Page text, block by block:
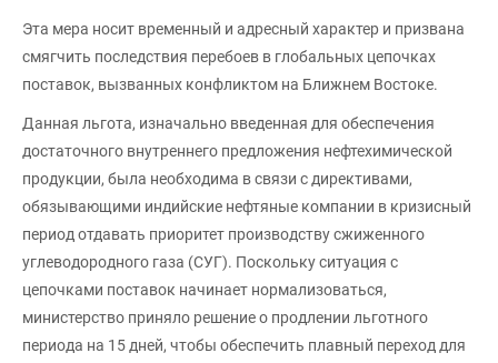
Эта мера носит временный и адресный характер и призвана
смягчить последствия перебоев в глобальных цепочках
поставок, вызванных конфликтом на Ближнем Востоке.
Данная льгота, изначально введенная для обеспечения
достаточного внутреннего предложения нефтехимической
продукции, была необходима в связи с директивами,
обязывающими индийские нефтяные компании в кризисный
период отдавать приоритет производству сжиженного
углеводородного газа (СУГ). Поскольку ситуация с
цепочками поставок начинает нормализоваться,
министерство приняло решение о продлении льготного
периода на 15 дней, чтобы обеспечить плавный переход для